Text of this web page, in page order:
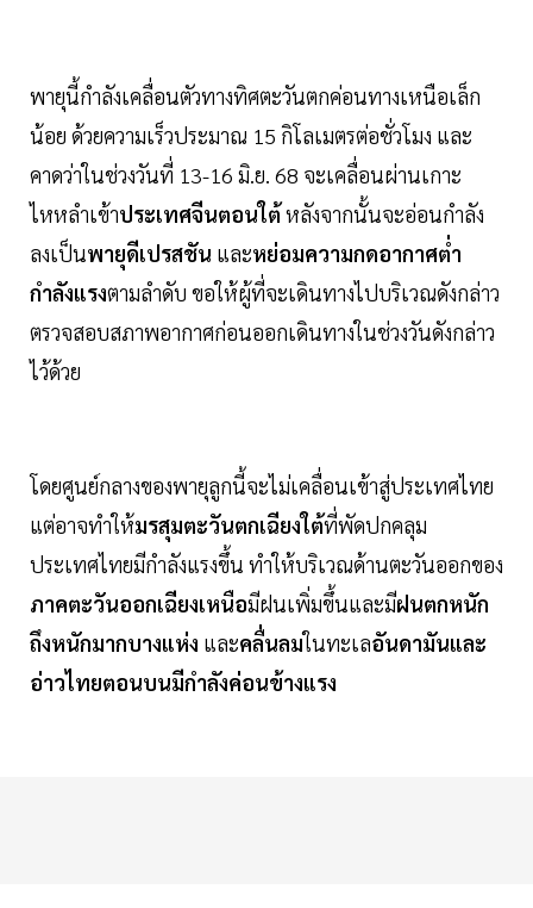
พายุนี้กำลังเคลื่อนตัวทางทิศตะวันตกค่อนทางเหนือเล็ก
น้อย ด้วยความเร็วประมาณ 15 กิโลเมตรต่อชั่วโมง และ
คาดว่าในช่วงวันที่ 13-16 มิ.ย. 68 จะเคลื่อนผ่านเกาะ
ไหหลำเข้าประเทศจีนตอนใต้หลังจากนั้นจะอ่อนกำลัง
ลงเป็นพายุดีเปรสชัน และหย่อมความกดอากาศต่ำ
กำลังแรงตามลำดับ ขอให้ผู้ที่จะเดินทางไปบริเวณดังกล่าว
ตรวจสอบสภาพอากาศก่อนออกเดินทางในช่วงวันดังกล่าว
ไว้ด้วย
โดยศูนย์กลางของพายุลูกนี้จะไม่เคลื่อนเข้าสู่ประเทศไทย
แต่อาจทำให้มรสุมตะวันตกเฉียงใต้ที่พัดปกคลุม
ประเทศไทยมีกำลังแรงขึ้น ทำให้บริเวณด้านตะวันออกของ
ภาคตะวันออกเฉียงเหนือมีฝนเพิ่มขึ้นและมีฝนตกหนัก
ถึงหนักมากบางแห่ง และคลื่นลมในทะเลอันดามันและ
อ่าวไทยตอนบนมีกำลังค่อนข้างแรง